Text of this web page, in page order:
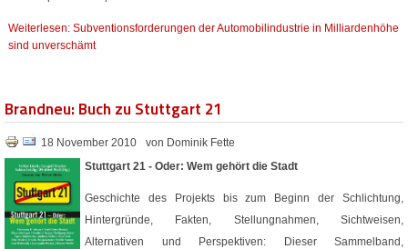
Weiterlesen: Subventionsforderungen der Automobilindustrie in Milliardenhöhe
sind unverschämt
Brandneu: Buch zu Stuttgart 21
18 November 2010
von Dominik Fette
Stuttgart 21 - Oder: Wem gehört die Stadt
Geschichte des Projekts bis zum Beginn der Schlichtung,
Hintergründe, Fakten, Stellungnahmen, Sichtweisen,
Alternativen und Perspektiven: Dieser Sammelband,